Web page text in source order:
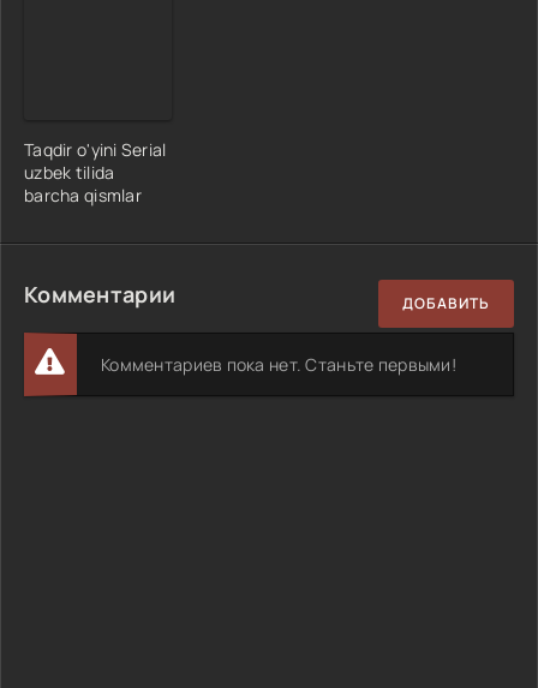
Taqdir o'yini Serial
uzbek tilida
barcha qismlar
Комментарии ДОБАВИТЬ
Комментариев пока нет. Станьте первыми!